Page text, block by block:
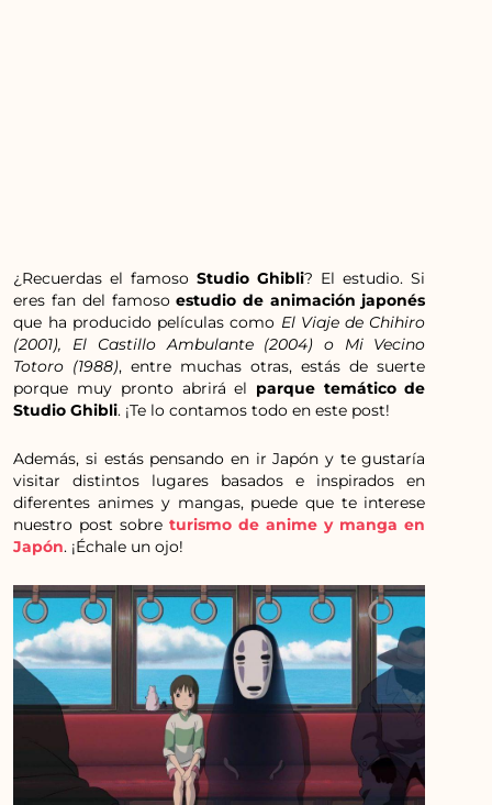
¿Recuerdas el famosoStudio Ghibli? El estudio. Si
eres fan del famosoestudio de animación japonés
que ha producido películas como El Viaje de Chihiro
(2001), El Castillo Ambulante (2004) o Mi Vecino
Totoro (1988), entre muchas otras, estás de suerte
porque muy pronto abrirá el parque temático de
Studio Ghibli. ¡Te lo contamos todo en este post!
Además, si estás pensando en ir Japón y te gustaría
visitar distintos lugares basados e inspirados en
diferentes animes y mangas, puede que te interese
nuestro post sobre turismo de anime y manga en
Japón. ¡Échale un ojo!